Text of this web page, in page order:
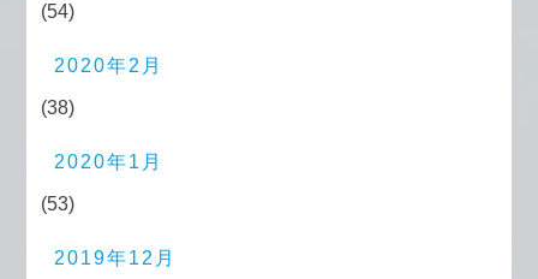
(54)
2020年2月
(38)
2020年1月
(53)
2019年12月